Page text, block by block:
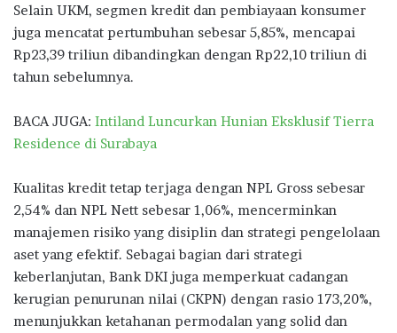
Selain UKM, segmen kredit dan pembiayaan konsumer
juga mencatat pertumbuhan sebesar 5,85%, mencapai
Rp23,39 triliun dibandingkan dengan Rp22,10 triliun di
tahun sebelumnya.
BACA JUGA: Intiland Luncurkan Hunian Eksklusif Tierra
Residence di Surabaya
Kualitas kredit tetap terjaga dengan NPL Gross sebesar
2,54% dan NPL Nett sebesar 1,06%, mencerminkan
manajemen risiko yang disiplin dan strategi pengelolaan
aset yang efektif. Sebagai bagian dari strategi
keberlanjutan, Bank DKI juga memperkuat cadangan
kerugian penurunan nilai (CKPN) dengan rasio 173,20%,
menunjukkan ketahanan permodalan yang solid dan